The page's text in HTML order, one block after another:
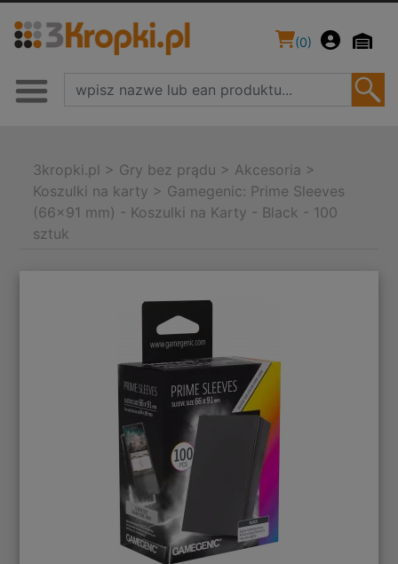
(0)
3kropki.pl > Gry bez prądu > Akcesoria >
Koszulki na karty > Gamegenic: Prime Sleeves
(66x91 mm) - Koszulki na Karty - Black - 100
sztuk